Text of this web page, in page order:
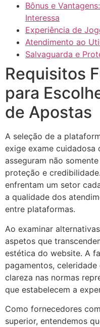
Bônus e
Interessa
Experiência de
Atendimento ao
Salvaguarda e
Requisitos
para
de Apostas
A seleção de a
exige exame cuidadosa
asseguram não
proteção e
enfrentam um setor
a qualidade dos
entre plataformas.
Ao examinar
aspetos que
estética do website. A
pagamentos,
clareza nas normas
que estabelecem a
Como fornecedores
superior, entendemos